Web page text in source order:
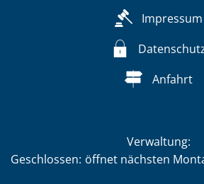
Impressum
Anfahrt
Verwaltung:
Klicken, um weitere Öffnungs-
Geschlossen: öffnet nächsten